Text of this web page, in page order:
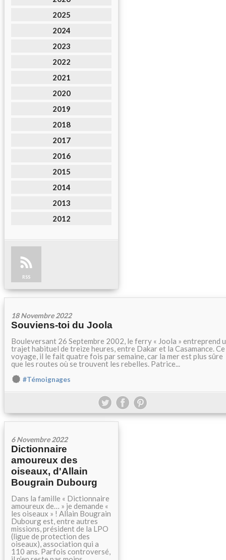
2025
2024
2023
2022
2021
2020
2019
2018
2017
2016
2015
2014
2013
2012
RSS
18 Novembre 2022
Souviens-toi du Joola
Bouleversant 26 Septembre 2002, le ferry « Joola » entreprend
trajet habituel de treize heures, entre Dakar et la Casamance. Ce
voyage, il le fait quatre fois par semaine, car la mer est plus sûre
que les routes où se trouvent les rebelles. Patrice...
#Témoignages
6 Novembre 2022
Dictionnaire
amoureux des
oiseaux, d'Allain
Bougrain Dubourg
Dans la famille « Dictionnaire
amoureux de… » je demande «
les oiseaux » ! Allain Bougrain
Dubourg est, entre autres
missions, président de la LPO
(ligue de protection des
oiseaux), association qui a
110 ans. Parfois controversé,